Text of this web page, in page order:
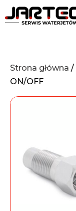
Strona główna /
ON/OFF